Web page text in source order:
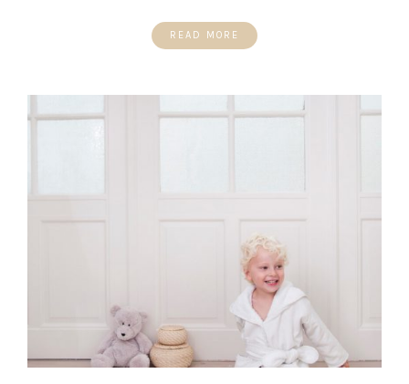
READ MORE